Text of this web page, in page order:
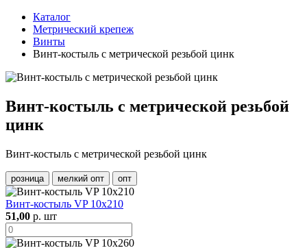
Каталог
Метрический крепеж
Винты
Винт-костыль с метрической резьбой цинк
Винт-костыль с метрической резьбой
цинк
Винт-костыль с метрической резьбой цинк
розница мелкий опт опт
Винт-костыль VP 10х210
51,00 р. шт